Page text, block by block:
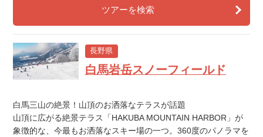
ツアーを検索
長野県
白馬岩岳スノーフィールド
白馬三山の絶景！山頂のお洒落なテラスが話題
山頂に広がる絶景テラス「HAKUBA MOUNTAIN HARBOR」が
象徴的な、今最もお洒落なスキー場の一つ。360度のパノラマを